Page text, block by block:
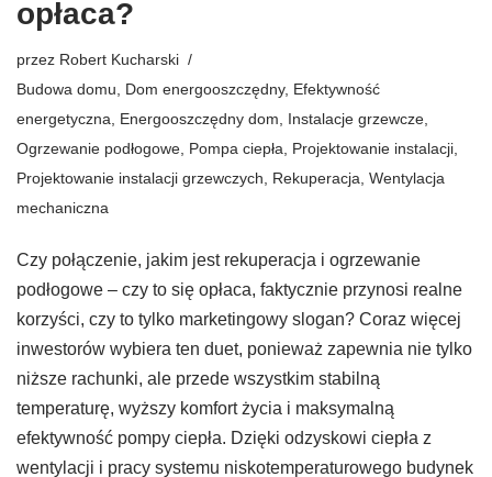
opłaca?
przez Robert Kucharski
Budowa domu, Dom energooszczędny, Efektywność
energetyczna, Energooszczędny dom, Instalacje grzewcze,
Ogrzewanie podłogowe, Pompa ciepła, Projektowanie instalacji,
Projektowanie instalacji grzewczych, Rekuperacja, Wentylacja
mechaniczna
Czy połączenie, jakim jest rekuperacja i ogrzewanie
podłogowe – czy to się opłaca, faktycznie przynosi realne
korzyści, czy to tylko marketingowy slogan? Coraz więcej
inwestorów wybiera ten duet, ponieważ zapewnia nie tylko
niższe rachunki, ale przede wszystkim stabilną
temperaturę, wyższy komfort życia i maksymalną
efektywność pompy ciepła. Dzięki odzyskowi ciepła z
wentylacji i pracy systemu niskotemperaturowego budynek